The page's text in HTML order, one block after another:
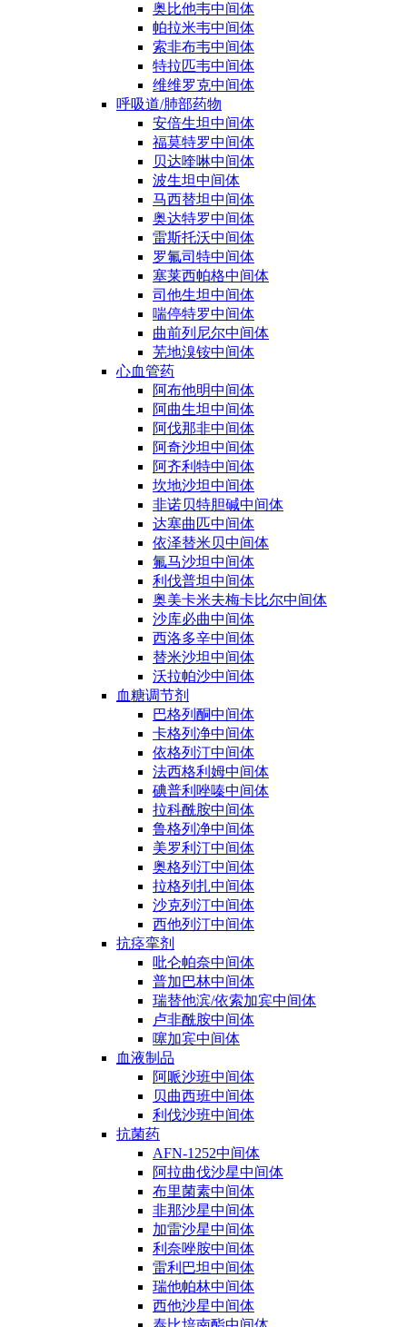
奥比他韦中间体
帕拉米韦中间体
索非布韦中间体
特拉匹韦中间体
维维罗克中间体
呼吸道/肺部药物
安倍生坦中间体
福莫特罗中间体
贝达喹啉中间体
波生坦中间体
马西替坦中间体
奥达特罗中间体
雷斯托沃中间体
罗氟司特中间体
塞莱西帕格中间体
司他生坦中间体
喘停特罗中间体
曲前列尼尔中间体
芜地溴铵中间体
心血管药
阿布他明中间体
阿曲生坦中间体
阿伐那非中间体
阿奇沙坦中间体
阿齐利特中间体
坎地沙坦中间体
非诺贝特胆碱中间体
达塞曲匹中间体
依泽替米贝中间体
氟马沙坦中间体
利伐普坦中间体
奥美卡米夫梅卡比尔中间体
沙库必曲中间体
西洛多辛中间体
替米沙坦中间体
沃拉帕沙中间体
血糖调节剂
巴格列酮中间体
卡格列净中间体
依格列汀中间体
法西格利姆中间体
碘普利唑嗪中间体
拉科酰胺中间体
鲁格列净中间体
美罗利汀中间体
奥格列汀中间体
拉格列扎中间体
沙克列汀中间体
西他列汀中间体
抗痉挛剂
吡仑帕奈中间体
普加巴林中间体
瑞替他滨/依索加宾中间体
卢非酰胺中间体
噻加宾中间体
血液制品
阿哌沙班中间体
贝曲西班中间体
利伐沙班中间体
抗菌药
AFN-1252中间体
阿拉曲伐沙星中间体
布里菌素中间体
非那沙星中间体
加雷沙星中间体
利奈唑胺中间体
雷利巴坦中间体
瑞他帕林中间体
西他沙星中间体